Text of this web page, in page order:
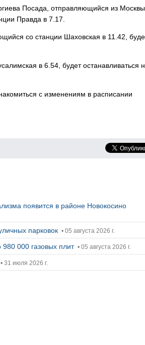
Посада, отправляющийся из
Правда в 7.17.
со станции Шаховская в 11.42,
в 6.54, будет останавливаться
с изменениям в расписании
появится в районе Новокосино
парковок • 05 августа 2026 г.
980 000 газовых плит • 05 августа 2026 г.
• 31 июля 2026 г.